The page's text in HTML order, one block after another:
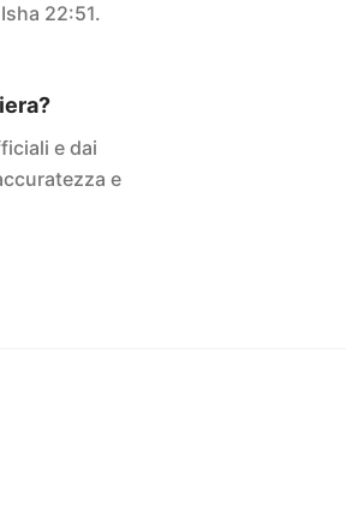
22:51.
e dai
e